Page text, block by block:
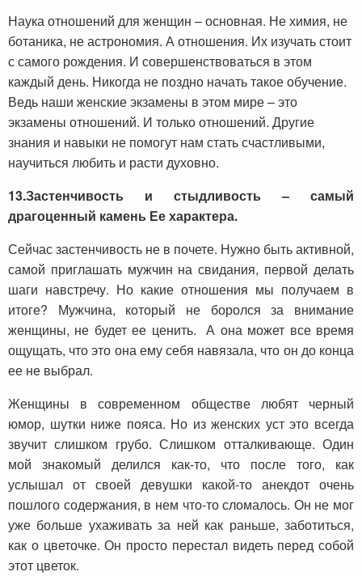
Наука отношений для женщин – основная. Не химия, не
ботаника, не астрономия. А отношения. Их изучать стоит
с самого рождения. И совершенствоваться в этом
каждый день. Никогда не поздно начать такое обучение.
Ведь наши женские экзамены в этом мире – это
экзамены отношений. И только отношений. Другие
знания и навыки не помогут нам стать счастливыми,
научиться любить и расти духовно.
13.Застенчивость и стыдливость – самый
драгоценный камень Ее характера.
Сейчас застенчивость не в почете. Нужно быть активной,
самой приглашать мужчин на свидания, первой делать
шаги навстречу. Но какие отношения мы получаем в
итоге? Мужчина, который не боролся за внимание
женщины, не будет ее ценить. А она может все время
ощущать, что это она ему себя навязала, что он до конца
ее не выбрал.
Женщины в современном обществе любят черный
юмор, шутки ниже пояса. Но из женских уст это всегда
звучит слишком грубо. Слишком отталкивающе. Один
мой знакомый делился как-то, что после того, как
услышал от своей девушки какой-то анекдот очень
пошлого содержания, в нем что-то сломалось. Он не мог
уже больше ухаживать за ней как раньше, заботиться,
как о цветочке. Он просто перестал видеть перед собой
этот цветок.